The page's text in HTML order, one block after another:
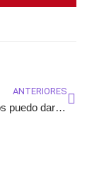
ANTERIORES
Consejos que os puedo dar tras mi experiencia como autónoma